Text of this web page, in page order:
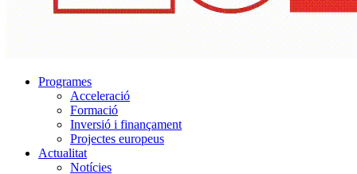
Programes
Acceleració
Formació
Inversió i finançament
Projectes europeus
Actualitat
Notícies